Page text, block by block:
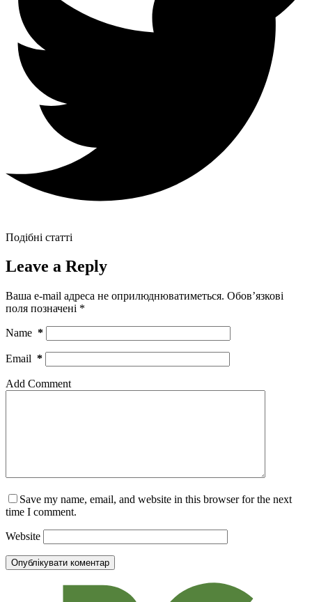
Подібні статті
Leave a Reply
Ваша e-mail адреса не оприлюднюватиметься. Обов’язкові
поля позначені *
Name *
Email *
Add Comment
Save my name, email, and website in this browser for the next
time I comment.
Website
Опублікувати коментар